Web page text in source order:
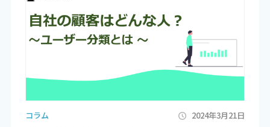
コラム 2024年3月21日